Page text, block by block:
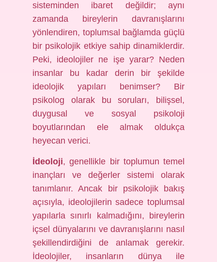
sisteminden ibaret değildir; aynı
zamanda bireylerin davranışlarını
yönlendiren, toplumsal bağlamda güçlü
bir psikolojik etkiye sahip dinamiklerdir.
Peki, ideolojiler ne işe yarar? Neden
insanlar bu kadar derin bir şekilde
ideolojik yapıları benimser? Bir
psikolog olarak bu soruları, bilişsel,
duygusal ve sosyal psikoloji
boyutlarından ele almak oldukça
heyecan verici.
İdeoloji, genellikle bir toplumun temel
inançları ve değerler sistemi olarak
tanımlanır. Ancak bir psikolojik bakış
açısıyla, ideolojilerin sadece toplumsal
yapılarla sınırlı kalmadığını, bireylerin
içsel dünyalarını ve davranışlarını nasıl
şekillendirdiğini de anlamak gerekir.
İdeolojiler, insanların dünya ile